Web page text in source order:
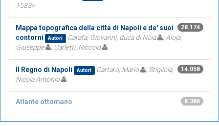
1583>
28.174
Mappa topografica della citta di Napoli e de' suoi
contorni
Autori Carafa, Giovanni, duca di Noia
; Aloja,
Giuseppe
; Carletti, Niccolo
14.058
Il Regno di Napoli Autori Cartaro, Mario
; Stigliola,
Nicola Antonio
8.386
Atlante ottomano